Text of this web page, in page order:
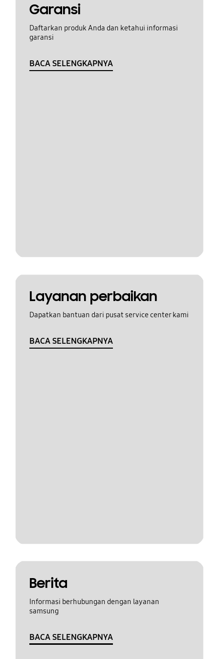
Garansi
Daftarkan produk Anda dan ketahui informasi
garansi
BACA SELENGKAPNYA
Layanan perbaikan
Dapatkan bantuan dari pusat service center kami
BACA SELENGKAPNYA
Berita
Informasi berhubungan dengan layanan
samsung
BACA SELENGKAPNYA